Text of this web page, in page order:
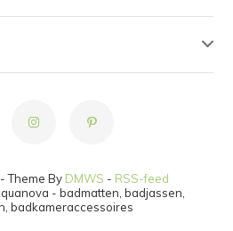
Theme By DMWS - RSS-feed
- badmatten, badjassen,
badkameraccessoires